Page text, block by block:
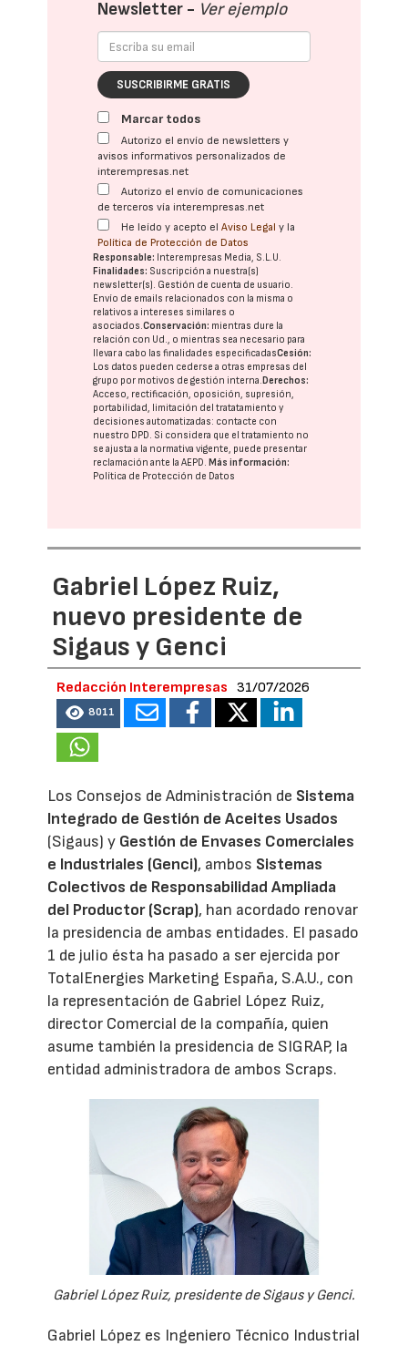
Newsletter - Ver ejemplo
SUSCRIBIRME GRATIS
Marcar todos
Autorizo el envío de newsletters y
avisos informativos personalizados de
interempresas.net
Autorizo el envío de comunicaciones
de terceros vía interempresas.net
He leído y acepto elAviso Legal y la
Política de Protección de Datos
Responsable: Interempresas Media, S.L.U.
Finalidades: Suscripción a nuestra(s)
newsletter(s). Gestión de cuenta de usuario.
Envío de emails relacionados con la misma o
relativos a intereses similares o
asociados.Conservación: mientras dure la
relación con Ud., o mientras sea necesario para
llevar a cabo las finalidades especificadasCesión:
Los datos pueden cederse a otras empresas del
grupo por motivos de gestión interna. Derechos:
Acceso, rectificación, oposición, supresión,
portabilidad, limitación del tratatamiento y
decisiones automatizadas: contacte con
nuestro DPD. Si considera que el tratamiento no
se ajusta a la normativa vigente, puede presentar
reclamación ante laAEPD. Más información:
Política de Protección de Datos
Gabriel López Ruiz,
nuevo presidente de
Sigaus y Genci
Redacción Interempresas 31/07/2026
8011
Los Consejos de Administración de Sistema
Integrado de Gestión de Aceites Usados
(Sigaus) y Gestión de Envases Comerciales
e Industriales (Genci), ambos Sistemas
Colectivos de Responsabilidad Ampliada
del Productor (Scrap), han acordado renovar
la presidencia de ambas entidades. El pasado
1 de julio ésta ha pasado a ser ejercida por
TotalEnergies Marketing España, S.A.U., con
la representación de Gabriel López Ruiz,
director Comercial de la compañía, quien
asume también la presidencia de SIGRAP, la
entidad administradora de ambos Scraps.
Gabriel López Ruiz, presidente de Sigaus y Genci.
Gabriel López es Ingeniero Técnico Industrial